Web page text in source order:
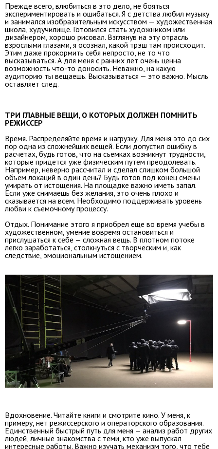
Прежде всего, влюбиться в это дело, не бояться
экспериментировать и ошибаться. Я с детства любил музыку
и занимался изобразительным искусством — художественная
школа, худучилище. Готовился стать художником или
дизайнером, хорошо рисовал. Взглянув на эту отрасль
взрослыми глазами, я осознал, какой трэш там происходит.
Этим даже прокормить себя непросто, не то что
высказываться. А для меня с ранних лет очень ценна
возможность что-то доносить. Неважно, на какую
аудиторию ты вещаешь. Высказываться — это важно. Мысль
оставляет след.
ТРИ ГЛАВНЫЕ ВЕЩИ, О КОТОРЫХ ДОЛЖЕН ПОМНИТЬ
РЕЖИССЕР
Время. Распределяйте время и нагрузку. Для меня это до сих
пор одна из сложнейших вещей. Если допустил ошибку в
расчетах, будь готов, что на съемках возникнут трудности,
которые придется уже физическим путем преодолевать.
Например, неверно рассчитал и сделал слишком большой
объем локаций в один день? Будь готов под конец смены
умирать от истощения. На площадке важно иметь запал.
Если уже снимаешь без желания, это очень плохо и
сказывается на всем. Необходимо поддерживать уровень
любви к съемочному процессу.
Отдых. Понимание этого я приобрел еще во время учебы в
художественном, умение вовремя остановиться и
прислушаться к себе — сложная вещь. В плотном потоке
легко заработаться, столкнуться с творческим и, как
следствие, эмоциональным истощением.
Вдохновение. Читайте книги и смотрите кино. У меня, к
примеру, нет режиссерского и операторского образования.
Единственный быстрый путь для меня — анализ работ других
людей, личные знакомства с теми, кто уже выпускал
интересные работы. Важно изучать механизм того, что тебе